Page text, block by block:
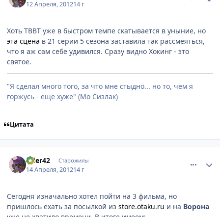
12 Апреля, 201214 г
Хоть TBBT уже в быстром темпе скатывается в уныние, но
эта сцена в 21 серии 5 сезона заставила так рассмеяться,
что я аж сам себе удивился. Сразу видно Хокинг - это
святое.
"Я сделал много того, за что мне стыдно... но то, чем я
горжусь - еще хуже" (Мо Сизлак)
Цитата
rider42 Старожилы
14 Апреля, 201214 г
Сегодня изначально хотел пойти на 3 фильма, но
пришлось ехать за посылкой из store.otaku.ru и на Ворона